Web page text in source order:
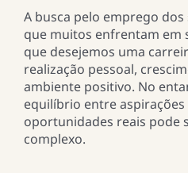
A busca pelo emprego
que muitos enfrentam em
que desejemos uma
realização pessoal,
ambiente positivo. No
equilíbrio entre aspirações
oportunidades reais pode
complexo.